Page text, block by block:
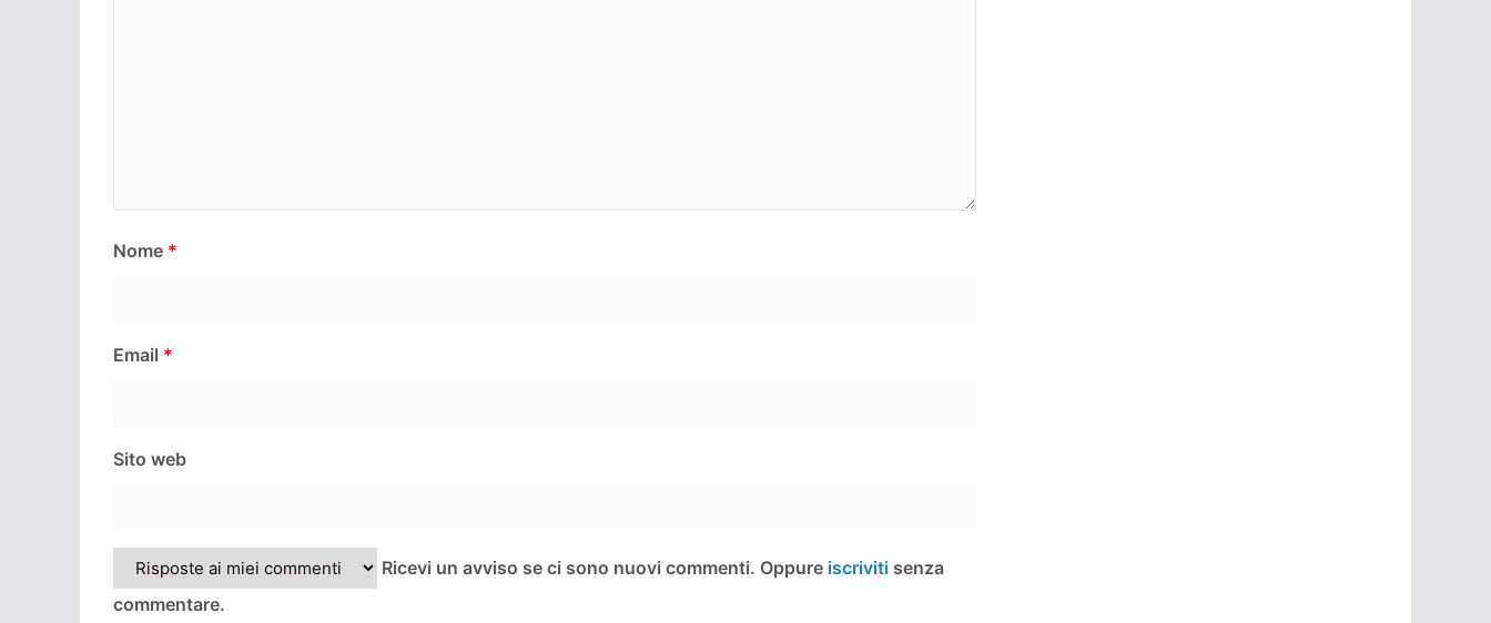
Nome *
Email *
Sito web
Ricevi un avviso se ci sono nuovi commenti. Oppure iscriviti senza
commentare.